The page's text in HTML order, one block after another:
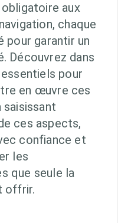
obligatoire aux
chaque
garantir un
Découvrez dans
pour
en œuvre ces
saisissant
ces aspects,
confiance et
les
que seule la
offrir.